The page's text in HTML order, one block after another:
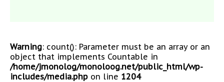
Warning: count(): Parameter must be an array or an
object that implements Countable in
/home/jmonolog/monoloog.net/public_html/wp-
includes/media.php on line 1204